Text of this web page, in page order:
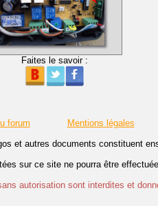
Faites le savoir :
forum
Mentions légales
et autres documents constituent
sur ce site ne pourra être
autorisation sont interdites et